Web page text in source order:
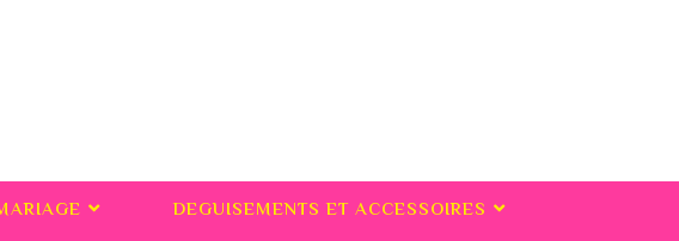
DEGUISEMENTS ET ACCESSOIRES